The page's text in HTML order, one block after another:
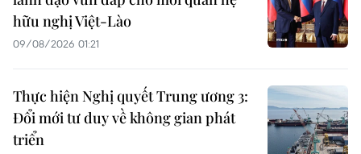
hữu nghị Việt-Lào
09/08/2026 01:21
Thực hiện Nghị quyết Trung ương 3:
Đổi mới tư duy về không gian phát
triển